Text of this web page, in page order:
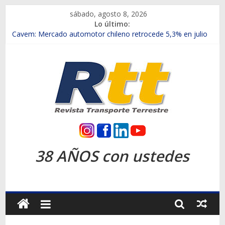
contenido
sábado, agosto 8, 2026
Lo último:
Chile es el primer mercado internacional en lanzar la nueva
Salfa suma vehículos electrificados de Chevrolet en el Biobío
Samex amplía su red con nuevas sucursales en Rancagua y
SINOTRUK Pick-ups presentó la recién estrenada Bolden en
la Expo Compras Públicas 2026
Revista
Transporte
Terrestre
38 AÑOS con ustedes